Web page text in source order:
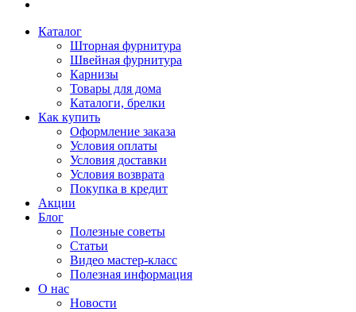
Каталог
Шторная фурнитура
Швейная фурнитура
Карнизы
Товары для дома
Каталоги, брелки
Как купить
Оформление заказа
Условия оплаты
Условия доставки
Условия возврата
Покупка в кредит
Акции
Блог
Полезные советы
Статьи
Видео мастер-класс
Полезная информация
О нас
Новости